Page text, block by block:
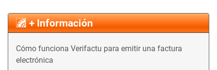
+ Información
Cómo funciona Verifactu para emitir una factura
electrónica